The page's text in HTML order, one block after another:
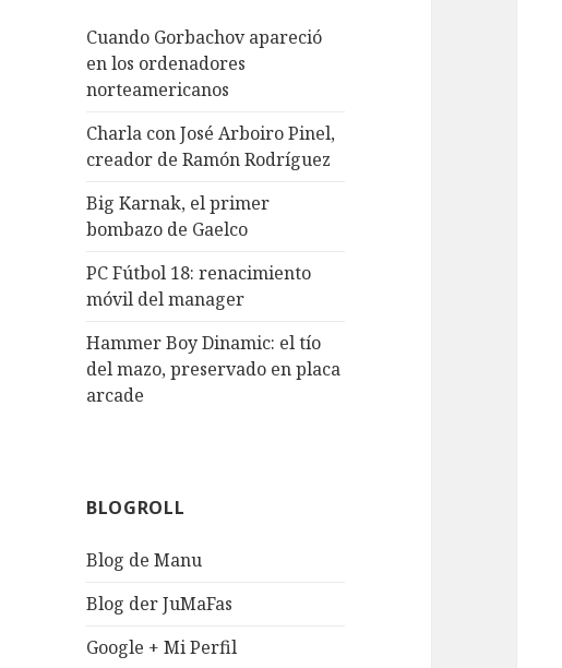
Cuando Gorbachov apareció
en los ordenadores
norteamericanos
Charla con José Arboiro Pinel,
creador de Ramón Rodríguez
Big Karnak, el primer
bombazo de Gaelco
PC Fútbol 18: renacimiento
móvil del manager
Hammer Boy Dinamic: el tío
del mazo, preservado en placa
arcade
BLOGROLL
Blog de Manu
Blog der JuMaFas
Google + Mi Perfil